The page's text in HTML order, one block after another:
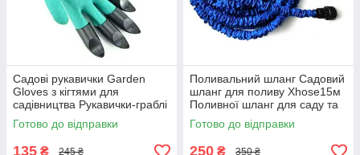
Садові рукавички Garden
Gloves з кігтями для
садівництва Рукавички-граблі
гумові
Готово до відправки
135 ₴ 245 ₴
Поливальний шланг Садовий
шланг для поливу Xhose15м
Поливної шланг для саду та
городу Шланг для поливу 3/4
Готово до відправки
250 ₴ 350 ₴